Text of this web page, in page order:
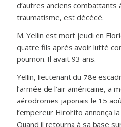
d’autres anciens combattants
traumatisme, est décédé.
M. Yellin est mort jeudi en
quatre fils après avoir lutté
poumon. Il avait 93 ans.
Yellin, lieutenant du 78e
l’armée de l’air américaine, a
aérodromes japonais le 15
l’empereur Hirohito annonça
Quand il retourna à sa base